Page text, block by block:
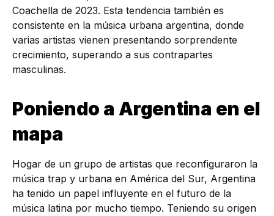
Coachella de 2023. Esta tendencia también es
consistente en la música urbana argentina, donde
varias artistas vienen presentando sorprendente
crecimiento, superando a sus contrapartes
masculinas.
Poniendo a Argentina en el
mapa
Hogar de un grupo de artistas que reconfiguraron la
música trap y urbana en América del Sur, Argentina
ha tenido un papel influyente en el futuro de la
música latina por mucho tiempo. Teniendo su origen